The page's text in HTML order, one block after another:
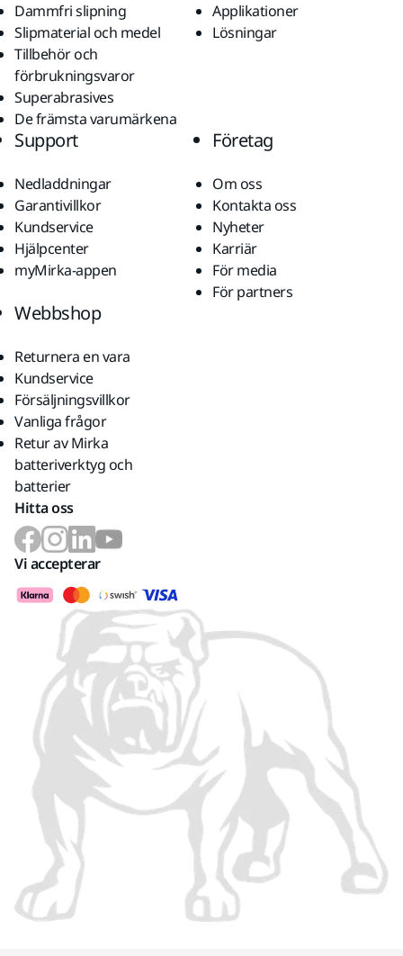
Dammfri slipning
Slipmaterial och medel
Tillbehör och
förbrukningsvaror
Superabrasives
De främsta varumärkena
Applikationer
Lösningar
Support
Nedladdningar
Garantivillkor
Kundservice
Hjälpcenter
myMirka-appen
Företag
Om oss
Kontakta oss
Nyheter
Karriär
För media
För partners
Webbshop
Returnera en vara
Kundservice
Försäljningsvillkor
Vanliga frågor
Retur av Mirka
batteriverktyg och
batterier
Hitta oss
Vi accepterar